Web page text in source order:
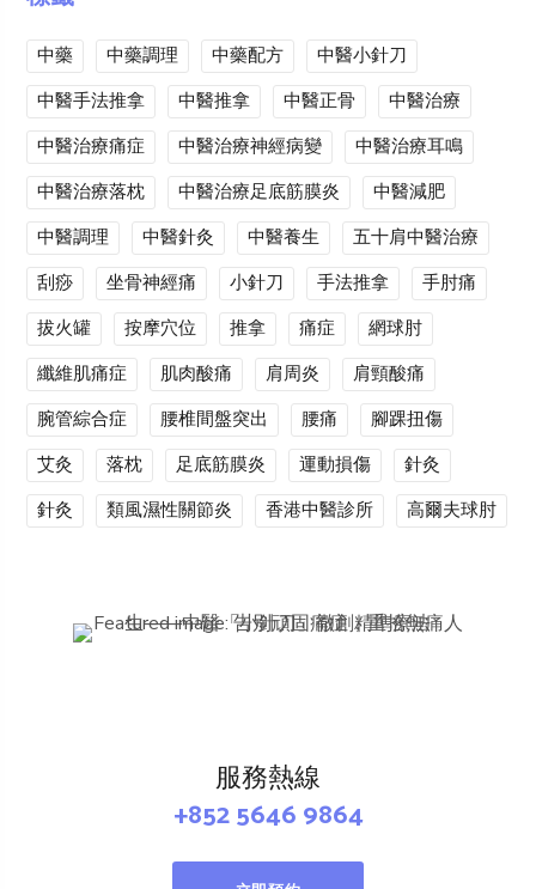
中藥 中藥調理 中藥配方
中醫小針刀
中醫手法推拿
中醫推拿 中醫正骨
中醫治療
中醫治療痛症
中醫治療神經病變
中醫治療耳鳴
中醫治療落枕
中醫治療足底筋膜炎
中醫減肥
中醫調理
中醫針灸 中醫養生
五十肩中醫治療
刮痧
坐骨神經痛 小針刀 手法推拿
手肘痛
拔火罐
按摩穴位 推拿 痛症
網球肘
纖維肌痛症
肌肉酸痛 肩周炎
肩頸酸痛
腕管綜合症
腰椎間盤突出 腰痛
腳踝扭傷
艾灸
落枕 足底筋膜炎 運動損傷
針灸
針灸
類風濕性關節炎 香港中醫診所 高爾夫球肘
服務熱線
+852 5646 9864